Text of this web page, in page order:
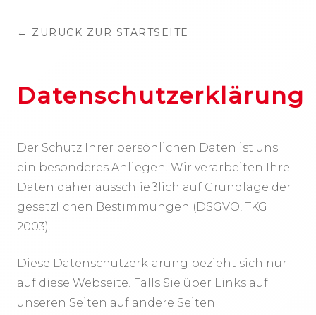
← ZURÜCK ZUR STARTSEITE
Datenschutzerklärung
Der Schutz Ihrer persönlichen Daten ist uns
ein besonderes Anliegen. Wir verarbeiten Ihre
Daten daher ausschließlich auf Grundlage der
gesetzlichen Bestimmungen (DSGVO, TKG
2003).
Diese Datenschutzerklärung bezieht sich nur
auf diese Webseite. Falls Sie über Links auf
unseren Seiten auf andere Seiten